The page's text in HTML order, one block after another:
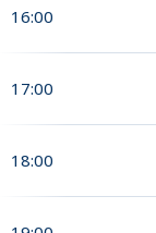
16:00
17:00
18:00